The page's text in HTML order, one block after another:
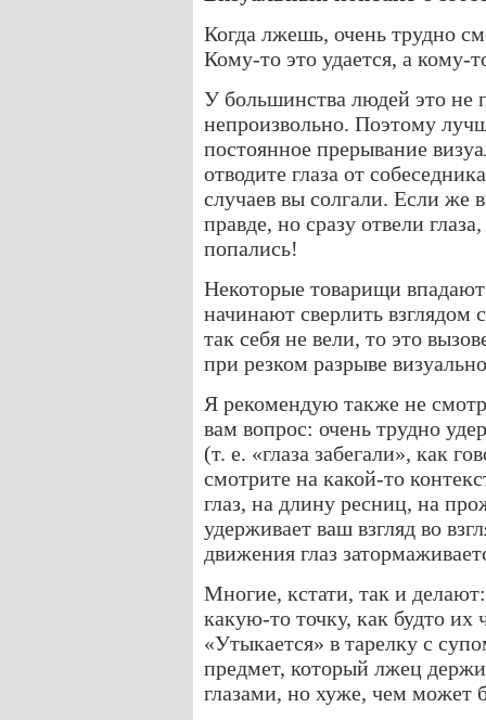
Когда лжешь, очень трудно
Кому-то это удается, а кому-
У большинства людей это не
непроизвольно. Поэтому
постоянное прерывание
отводите глаза от
случаев вы солгали. Если же
правде, но сразу отвели
попались!
Некоторые товарищи
начинают сверлить взглядом
так себя не вели, то это
при резком разрыве
Я рекомендую также не
вам вопрос: очень трудно
(т. е. «глаза забегали», как
смотрите на какой-то
глаз, на длину ресниц, на
удерживает ваш взгляд во
движения глаз
Многие, кстати, так и делают:
какую-то точку, как будто их
«Утыкается» в тарелку с
предмет, который лжец
глазами, но хуже, чем может